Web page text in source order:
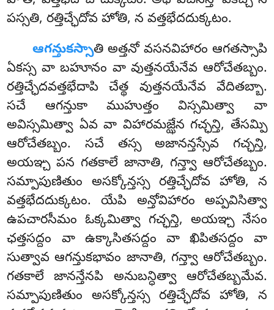
పస్సతి, రత్తిచ్ఛేదోవ హోతి, న వత్తభేదదుక్కటం.
ఆగన్తుకస్సాతి అత్తనో వసనవిహారం ఆగతస్సాపి
ఏకస్స వా బహూనం వా వుత్తనయేనేవ ఆరోచేతబ్బం.
రత్తిచ్ఛేదవత్తభేదాపి చేత్థ వుత్తనయేనేవ వేదితబ్బా.
సచే ఆగన్తుకా ముహుత్తం విస్సమిత్వా వా
అవిస్సమిత్వా ఏవ వా విహారమజ్ఝేన గచ్ఛన్తి, తేసమ్పి
ఆరోచేతబ్బం. సచే తస్స అజానన్తస్సేవ గచ్ఛన్తి,
అయఞ్చ పన గతకాలే జానాతి, గన్త్వా ఆరోచేతబ్బం.
సమ్పాపుణితుం అసక్కోన్తస్స రత్తిచ్ఛేదోవ హోతి, న
వత్తభేదదుక్కటం. యేపి అన్తోవిహారం అప్పవిసిత్వా
ఉపచారసీమం ఓక్కమిత్వా గచ్ఛన్తి, అయఞ్చ నేసం
ఛత్తసద్దం వా ఉక్కాసితసద్దం వా ఖిపితసద్దం వా
సుత్వావ ఆగన్తుకభావం జానాతి, గన్త్వా ఆరోచేతబ్బం.
గతకాలే జానన్తేనపి అనుబన్ధిత్వా ఆరోచేతబ్బమేవ.
సమ్పాపుణితుం అసక్కోన్తస్స రత్తిచ్ఛేదోవ హోతి, న